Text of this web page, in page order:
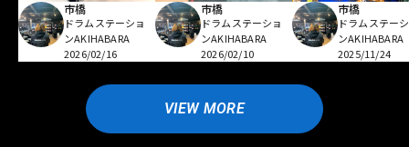
市橋
ドラムステーショ
ンAKIHABARA
2026/02/16
市橋
ドラムステーショ
ンAKIHABARA
2026/02/10
市橋
ドラムステー
ンAKIHABARA
2025/11/24
VIEW MORE